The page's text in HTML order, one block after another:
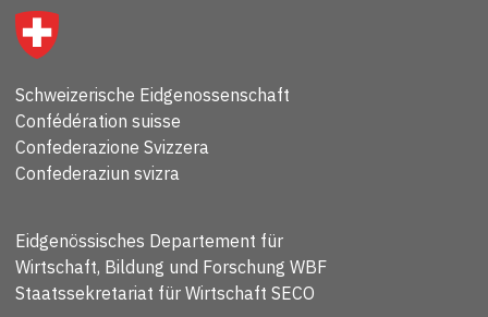
Schweizerische Eidgenossenschaft
Confédération suisse
Confederazione Svizzera
Confederaziun svizra
Eidgenössisches Departement für
Wirtschaft, Bildung und Forschung WBF
Staatssekretariat für Wirtschaft SECO